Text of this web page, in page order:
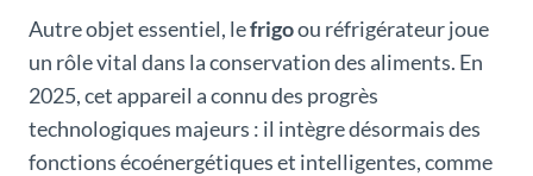
Autre objet essentiel, lefrigoou réfrigérateur joue
un rôle vital dans la conservation des aliments. En
2025, cet appareil a connu des progrès
technologiques majeurs : il intègre désormais des
fonctions écoénergétiques et intelligentes, comme